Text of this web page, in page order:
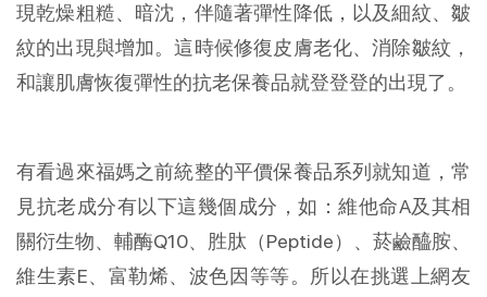
現乾燥粗糙、暗沈，伴隨著彈性降低，以及細紋、皺
紋的出現與增加。這時候修復皮膚老化、消除皺紋，
和讓肌膚恢復彈性的抗老保養品就登登登的出現了。
有看過來福媽之前統整的平價保養品系列就知道，常
見抗老成分有以下這幾個成分，如：維他命A及其相
關衍生物、輔酶Q10、胜肽（Peptide）、菸鹼醯胺、
維生素E、富勒烯、波色因等等。所以在挑選上網友